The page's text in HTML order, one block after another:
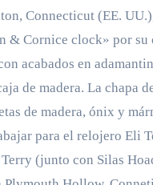
Connecticut (EE.
& Cornice clock» por su
acabados en
de madera. La chapa
de madera, ónix y
para el relojero Eli
(junto con Silas